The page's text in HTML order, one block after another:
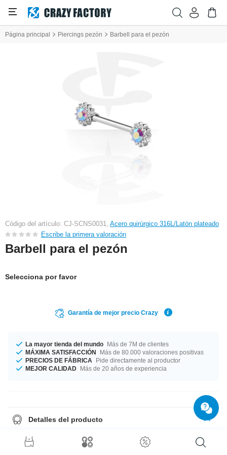
Página principal Piercings pezón Barbell para el pezón
Código del artículo: CJ-SCNS0031, Acero quirúrgico 316L/Latón plateado
Escribe la primera valoración
Barbell para el pezón
Selecciona por favor
Garantía de mejor precio Crazy
La mayor tienda del mundo Más de 7M de clientes
MÁXIMA SATISFACCIÓN
Más de 80.000 valoraciones positivas
PRECIOS DE FÁBRICA
Pide directamente al productor
MEJOR CALIDAD Más de 20 años de experiencia
Detalles del producto
desde 10 mm hasta 20 mm. Elegante pero atrevido en color aurora
boreal ¿Y qué mejor compañía que este piercing de alta calidad?